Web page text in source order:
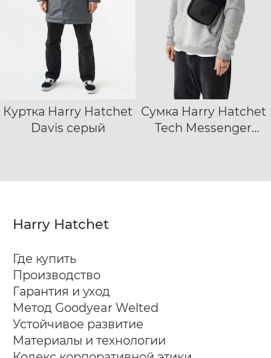
Куртка Harry Hatchet
Davis серый
S M L
XL
XXL
XXXL
Сумка Harry Hatchet
Tech Messenger
Harry Hatchet
Где купить
Производство
Гарантия и уход
Метод Goodyear Welted
Устойчивое развитие
Материалы и технологии